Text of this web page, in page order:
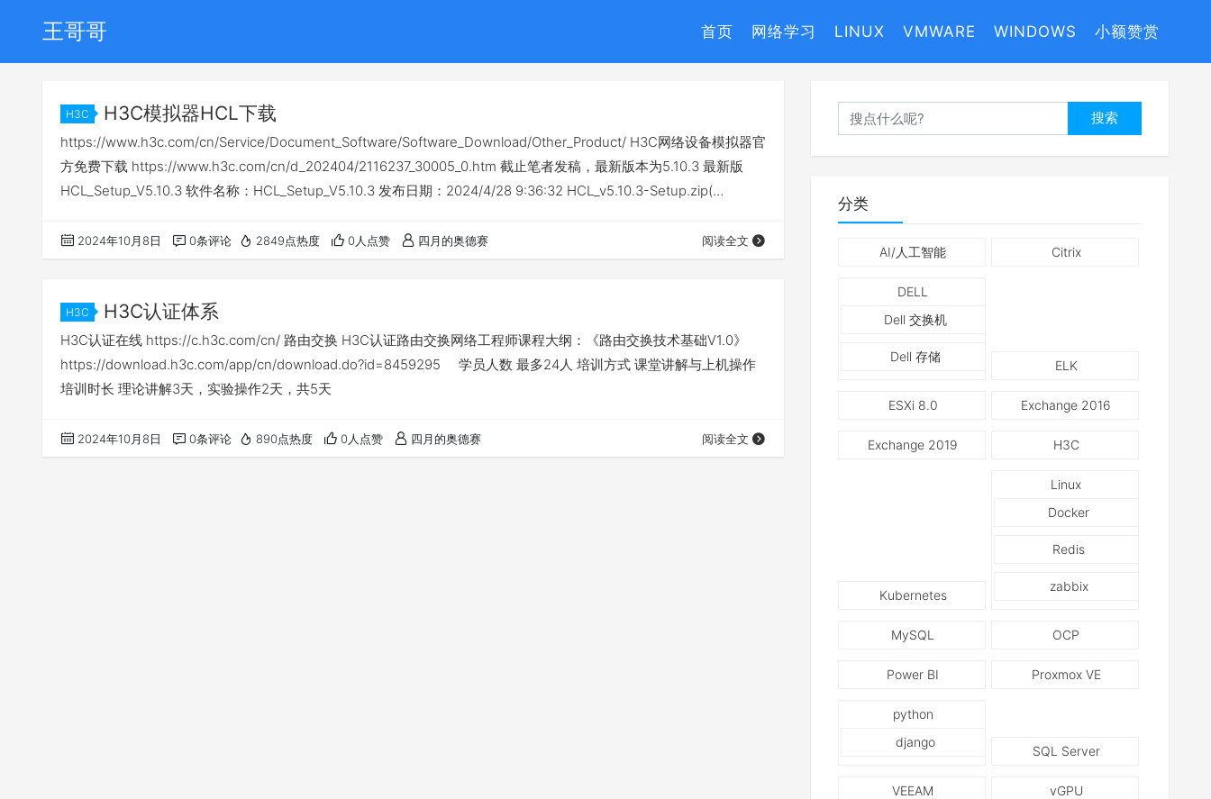
王哥哥 首页 网络学习 LINUX VMWARE WINDOWS 小额赞赏
H3C H3C模拟器HCL下载
https://www.h3c.com/cn/Service/Document_Software/Software_Download/Other_Product/ H3C网络设备模拟器官
方免费下载 https://www.h3c.com/cn/d_202404/2116237_30005_0.htm 截止笔者发稿，最新版本为5.10.3 最新版
HCL_Setup_V5.10.3 软件名称：HCL_Setup_V5.10.3 发布日期：2024/4/28 9:36:32 HCL_v5.10.3-Setup.zip(…
2024年10月8日 0条评论 2849点热度 0人点赞 四月的奥德赛 阅读全文
H3C H3C认证体系
H3C认证在线 https://c.h3c.com/cn/ 路由交换 H3C认证路由交换网络工程师课程大纲：《路由交换技术基础V1.0》
https://download.h3c.com/app/cn/download.do?id=8459295 学员人数 最多24人 培训方式 课堂讲解与上机操作
培训时长 理论讲解3天，实验操作2天，共5天
2024年10月8日 0条评论 890点热度 0人点赞 四月的奥德赛 阅读全文
搜索
分类
AI/人工智能 Citrix
DELL
Dell 交换机
Dell 存储
ELK
ESXi 8.0 Exchange 2016
Exchange 2019 H3C
Kubernetes
Linux
Docker
Redis
zabbix
MySQL OCP
Power BI Proxmox VE
python
django
SQL Server
VEEAM vGPU